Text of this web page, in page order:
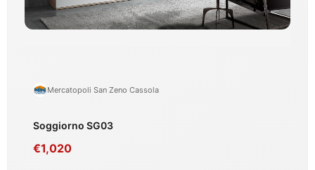
Mercatopoli San Zeno Cassola
Soggiorno SG03
€1,020